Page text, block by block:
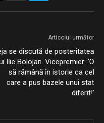
Articolul următor
se discută de posteritatea
Ilie Bolojan. Vicepremier: ‘O
să rămână în istorie ca cel
care a pus bazele unui stat
diferit!’